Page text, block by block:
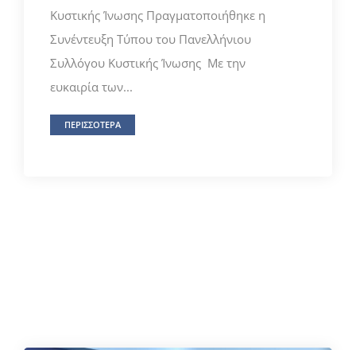
Κυστικής Ίνωσης Πραγματοποιήθηκε η
Συνέντευξη Τύπου του Πανελλήνιου
Συλλόγου Κυστικής Ίνωσης Με την
ευκαιρία των...
ΠΕΡΙΣΣΟΤΕΡΑ